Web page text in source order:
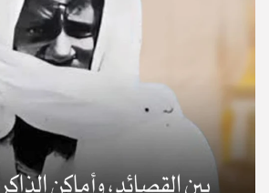
© Copyright 2025, APS